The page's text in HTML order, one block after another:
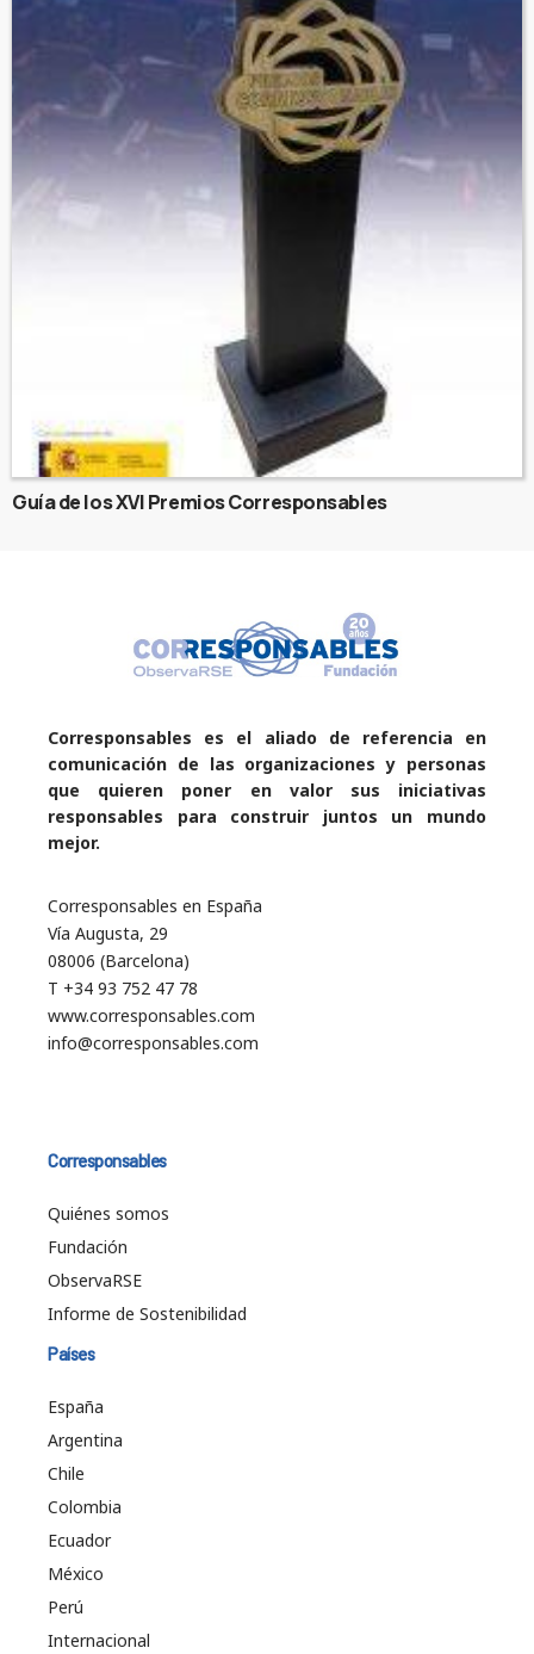
Guía de los XVI Premios Corresponsables
Corresponsables es el aliado de referencia en
comunicación de las organizaciones y personas
que quieren poner en valor sus iniciativas
responsables para construir juntos un mundo
mejor.
Corresponsables en España
Vía Augusta, 29
08006 (Barcelona)
T +34 93 752 47 78
www.corresponsables.com
info@corresponsables.com
Corresponsables
Quiénes somos
Fundación
ObservaRSE
Informe de Sostenibilidad
Países
España
Argentina
Chile
Colombia
Ecuador
México
Perú
Internacional